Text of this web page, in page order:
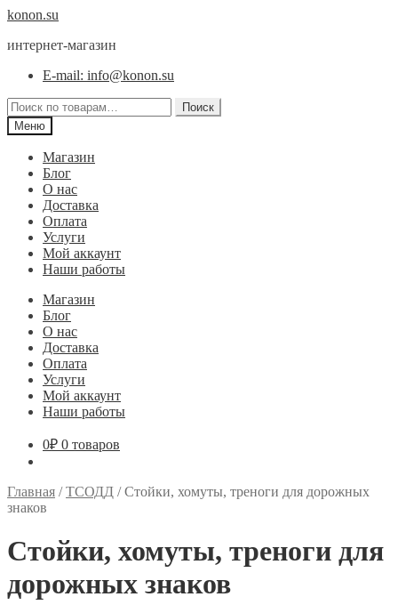
Перейти
навигации
Перейти
содержимому
konon.su
интернет-магазин
E-mail: info@konon.su
Искать:
Поиск
Меню
Магазин
Блог
О нас
Доставка
Оплата
Услуги
Мой аккаунт
Наши работы
Магазин
Блог
О нас
Доставка
Оплата
Услуги
Мой аккаунт
Наши работы
0₽ 0 товаров
Главная /ТСОДД /Стойки, хомуты, треноги для дорожных
знаков
Стойки, хомуты, треноги для
дорожных знаков